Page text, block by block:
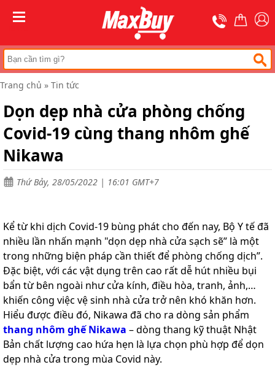
Trang
chủ
Thang
rút
Thang
nghiệp
Thang
ghế
bản
to
Thang
nhôm
năng
Thang
gấp
chữ
A
Thang
nhôm
cách
điện
Thương
hiệu
Trang chủ » Tin tức
Dọn dẹp nhà cửa phòng chống
Covid-19 cùng thang nhôm ghế
Nikawa
Thứ Bảy, 28/05/2022 | 16:01 GMT+7
Kể từ khi dịch Covid-19 bùng phát cho đến nay, Bộ Y tế đã
nhiều lần nhấn mạnh "dọn dẹp nhà cửa sạch sẽ” là một
trong những biện pháp cần thiết để phòng chống dịch”.
Đặc biệt, với các vật dụng trên cao rất dễ hút nhiều bụi
bẩn từ bên ngoài như cửa kính, điều hòa, tranh, ảnh,…
khiến công việc vệ sinh nhà cửa trở nên khó khăn hơn.
Hiểu được điều đó, Nikawa đã cho ra dòng sản phẩm
thang nhôm ghế Nikawa – dòng thang kỹ thuật Nhật
Bản chất lượng cao hứa hẹn là lựa chọn phù hợp để dọn
dẹp nhà cửa trong mùa Covid này.